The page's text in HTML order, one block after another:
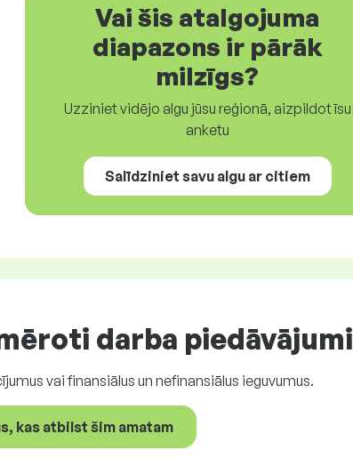
Vai šis atalgojuma
diapazons ir pārāk
milzīgs?
Uzziniet vidējo algu jūsu reģionā, aizpildot īsu
anketu
Salīdziniet savu algu ar citiem
darba piedāvājumi
vai finansiālus un nefinansiālus ieguvumus.
kas atbilst šim amatam